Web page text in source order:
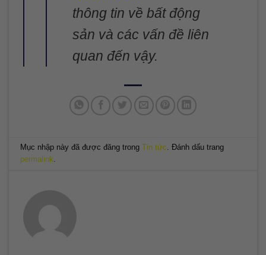
thông tin về bất động
sản và các vấn đề liên
quan đến vậy.
Mục nhập này đã được đăng trongTin tức. Đánh dấu trang
permalink.